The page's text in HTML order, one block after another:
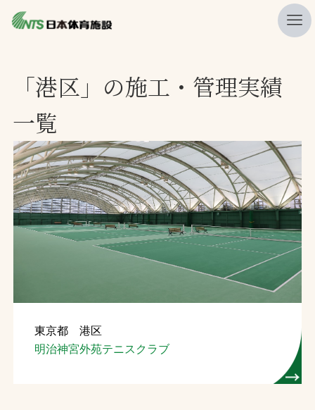
ニュース
プレスリリース
レポート
製品・サービス一覧
施工・管理実績一覧
会社概要
検索
お問合せ
「港区」の施工・管理実績
一覧
東京都 港区
明治神宮外苑テニスクラブ